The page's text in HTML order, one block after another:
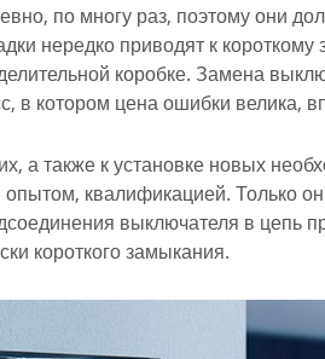
по многу раз, поэтому они
нередко приводят к
коробке. Замена
в котором цена ошибки велика,
а также к установке новых
опытом, квалификацией. Только
выключателя в цепь
короткого замыкания.